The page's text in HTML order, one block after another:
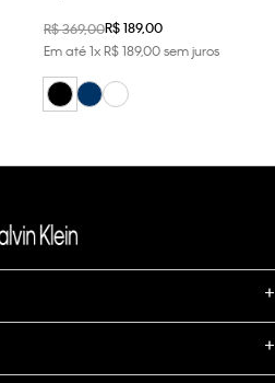
R$369,00R$189,00
Em até1xR$189,00sem juros
+
+